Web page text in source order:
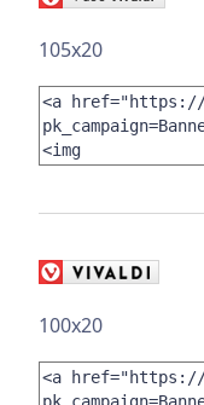
105x20
100x20